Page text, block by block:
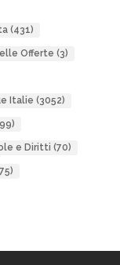
(431)
Offerte (3)
Italie (3052)
e Diritti (70)